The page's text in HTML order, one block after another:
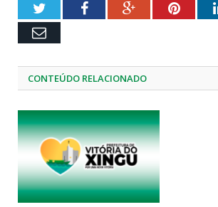
TwitterFacebookGoogle+
Email
CONTEÚDO RELACIONADO